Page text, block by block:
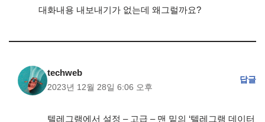
대화내용 내보내기가 없는데 왜그럴까요?
techweb
2023년 12월 28일 6:06 오후
답글
텔레그램에서 설정 – 고급 – 맨 밑의 ‘텔레그램 데이터